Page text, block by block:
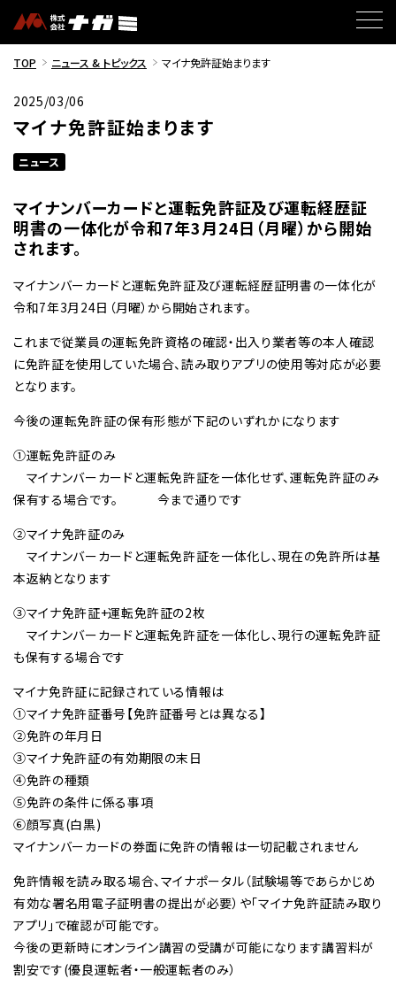
TOP ニュース & トピックス マイナ免許証始まります
2025/03/06
マイナ免許証始まります
ニュース
マイナンバーカードと運転免許証及び運転経歴証
明書の一体化が令和7年3月24日（月曜）から開始
されます。
マイナンバーカードと運転免許証及び運転経歴証明書の一体化が
令和7年3月24日（月曜）から開始されます。
これまで従業員の運転免許資格の確認・出入り業者等の本人確認
に免許証を使用していた場合、読み取りアプリの使用等対応が必要
となります。
今後の運転免許証の保有形態が下記のいずれかになります
①運転免許証のみ
マイナンバーカードと運転免許証を一体化せず、運転免許証のみ
保有する場合です。 今まで通りです
②マイナ免許証のみ
マイナンバーカードと運転免許証を一体化し、現在の免許所は基
本返納となります
③マイナ免許証+運転免許証の2枚
マイナンバーカードと運転免許証を一体化し、現行の運転免許証
も保有する場合です
マイナ免許証に記録されている情報は
①マイナ免許証番号【免許証番号とは異なる】
②免許の年月日
③マイナ免許証の有効期限の末日
④免許の種類
⑤免許の条件に係る事項
⑥顔写真(白黒)
マイナンバーカードの券面に免許の情報は一切記載されません
免許情報を読み取る場合、マイナポータル（試験場等であらかじめ
有効な署名用電子証明書の提出が必要）や「マイナ免許証読み取り
アプリ」で確認が可能です。
今後の更新時にオンライン講習の受講が可能になります講習料が
割安です(優良運転者・一般運転者のみ）